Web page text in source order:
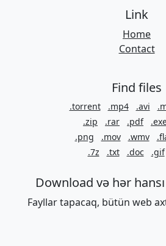
Link
Home
Contact
Find files
.torrent .mp4 .avi
.zip
.rar .pdf
.png
.mov .wmv
.7z
.txt .doc .gif
Download və hər
Fayllar tapacaq, bütün web